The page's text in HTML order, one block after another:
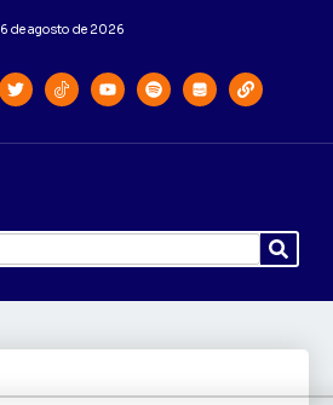
6 de agosto de 2026